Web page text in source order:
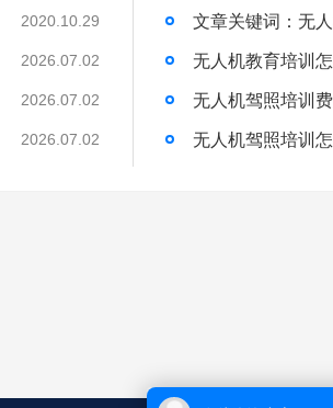
2020.10.29
2026.07.02
2026.07.02
2026.07.02
无人机教育培训
无人机驾照培训
无人机驾照培训